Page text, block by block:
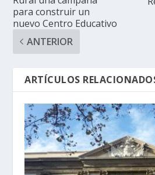
para construir un
nuevo Centro Educativo
ANTERIOR
ARTÍCULOS